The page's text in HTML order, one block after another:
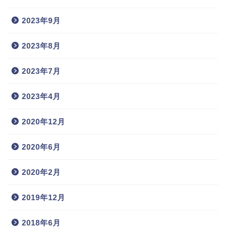
2023年9月
2023年8月
2023年7月
2023年4月
2020年12月
2020年6月
2020年2月
2019年12月
2018年6月